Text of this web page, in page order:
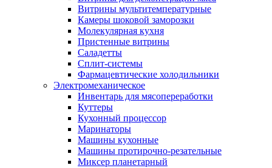
Витрины мультитемпературные
Камеры шоковой заморозки
Молекулярная кухня
Пристенные витрины
Саладетты
Сплит-системы
Фармацевтические холодильники
Электромеханическое
Инвентарь для мясопереработки
Куттеры
Кухонный процессор
Маринаторы
Машины кухонные
Машины протирочно-резательные
Миксер планетарный